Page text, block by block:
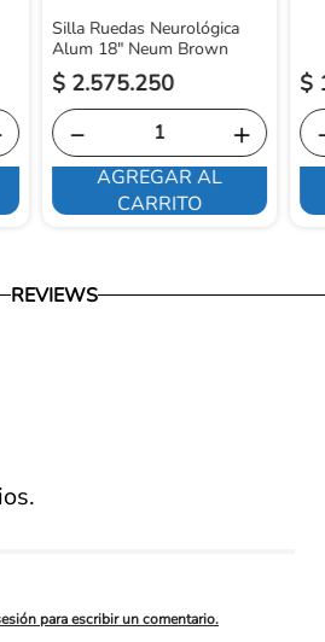
Silla Ruedas Neurológica
Alum 18" Neum Brown
$ 2.575.250
＋
－
AGREGAR AL
CARRITO
$
REVIEWS
para escribir un comentario.